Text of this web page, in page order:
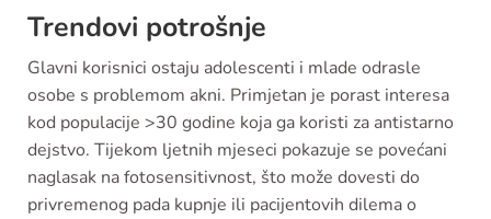
Trendovi potrošnje
Glavni korisnici ostaju adolescenti i mlade odrasle
osobe s problemom akni. Primjetan je porast interesa
kod populacije >30 godine koja ga koristi za antistarno
dejstvo. Tijekom ljetnih mjeseci pokazuje se povećani
naglasak na fotosensitivnost, što može dovesti do
privremenog pada kupnje ili pacijentovih dilema o